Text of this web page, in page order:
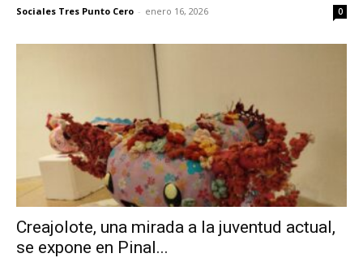
Sociales Tres Punto Cero - enero 16, 2026 0
Creajolote, una mirada a la juventud actual,
se expone en Pinal...